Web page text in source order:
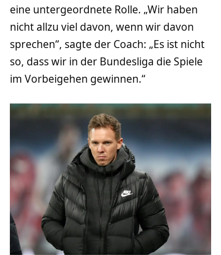
eine untergeordnete Rolle. „Wir haben
nicht allzu viel davon, wenn wir davon
sprechen“, sagte der Coach: „Es ist nicht
so, dass wir in der Bundesliga die Spiele
im Vorbeigehen gewinnen.“